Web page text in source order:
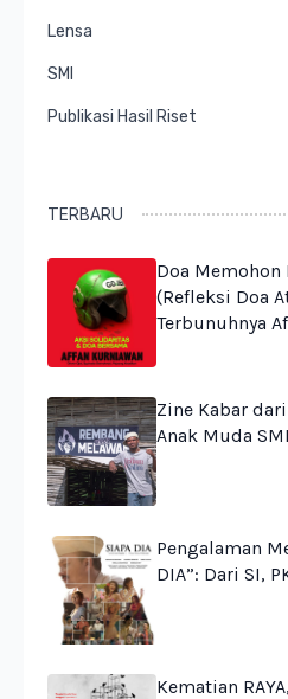
Lensa
SMI
Publikasi Hasil Riset
TERBARU
Doa Memohon
(Refleksi Doa
Terbunuhnya
Zine Kabar
Anak Muda SMI
Pengalaman
DIA”: Dari SI,
Kematian